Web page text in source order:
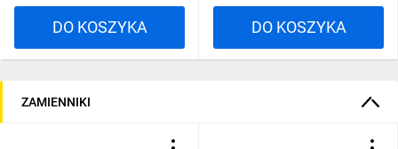
DO KOSZYKA DO KOSZYKA
ZAMIENNIKI